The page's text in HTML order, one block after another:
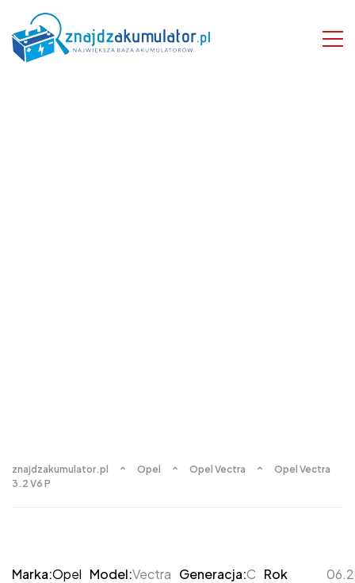
znajdzakumulator.pl Opel Opel Vectra
Opel Vectra
3.2 V6 P
Marka:Opel Model:Vectra Generacja:C Rok